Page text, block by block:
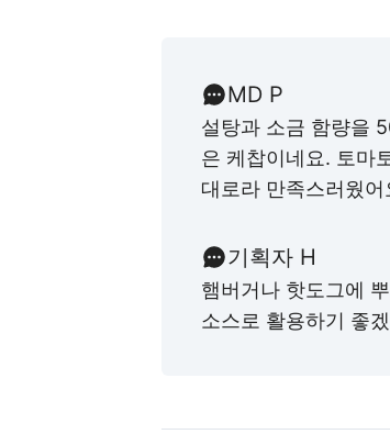
MD P
설탕과 소금 함량을
은 케찹이네요. 토마
대로라 만족스러웠어
기획자 H
햄버거나 핫도그에
소스로 활용하기 좋